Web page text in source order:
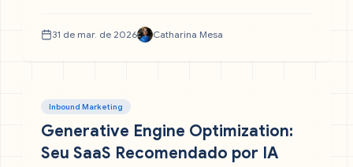
cada etapa da jornada de compra do seu cliente
ideal.
31 de mar. de 2026 Catharina Mesa
Inbound Marketing
Generative Engine Optimization:
Seu SaaS Recomendado por IA